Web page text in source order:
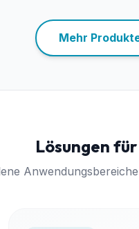
Mehr
Lösungen
Anwendungsbereiche